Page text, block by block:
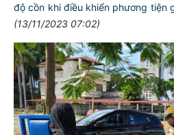
độ cồn khi điều khiển phương tiện
(13/11/2023 07:02)